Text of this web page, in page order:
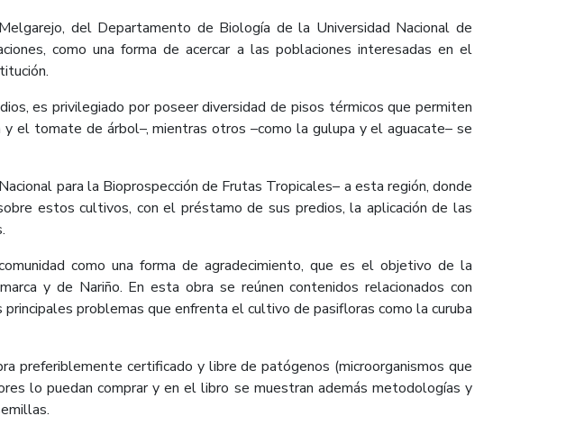
del Departamento de Biología de la Universidad Nacional de
como una forma de acercar a las poblaciones interesadas en el
es privilegiado por poseer diversidad de pisos térmicos que permiten
el tomate de árbol–, mientras otros –como la gulupa y el aguacate– se
para la Bioprospección de Frutas Tropicales– a esta región, donde
estos cultivos, con el préstamo de sus predios, la aplicación de las
como una forma de agradecimiento, que es el objetivo de la
y de Nariño. En esta obra se reúnen contenidos relacionados con
problemas que enfrenta el cultivo de pasifloras como la curuba
preferiblemente certificado y libre de patógenos (microorganismos que
lo puedan comprar y en el libro se muestran además metodologías y